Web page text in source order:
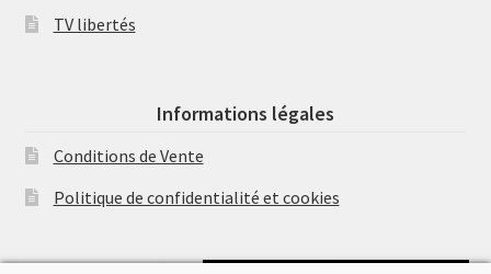
TV libertés
Informations légales
Conditions de Vente
Politique de confidentialité et cookies